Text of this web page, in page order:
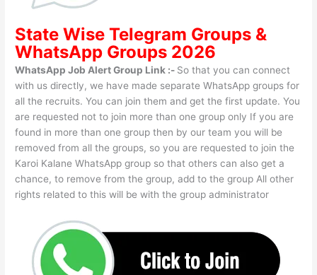
State WiseTelegram Groups &
WhatsApp Groups 2026
WhatsApp Job Alert Group Link :- So that you can connect
with us directly, we have made separate WhatsApp groups for
all the recruits. You can join them and get the first update. You
are requested not to join more than one group only If you are
found in more than one group then by our team you will be
removed from all the groups, so you are requested to join the
Karoi Kalane WhatsApp group so that others can also get a
chance, to remove from the group, add to the group All other
rights related to this will be with the group administrator